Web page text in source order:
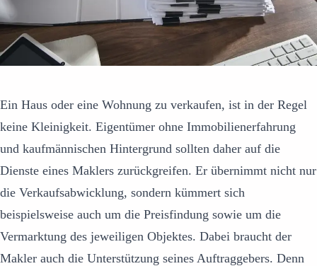
Ein Haus oder eine Wohnung zu verkaufen, ist in der Regel
keine Kleinigkeit. Eigentümer ohne Immobilienerfahrung
und kaufmännischen Hintergrund sollten daher auf die
Dienste eines Maklers zurückgreifen. Er übernimmt nicht nur
die Verkaufsabwicklung, sondern kümmert sich
beispielsweise auch um die Preisfindung sowie um die
Vermarktung des jeweiligen Objektes. Dabei braucht der
Makler auch die Unterstützung seines Auftraggebers. Denn